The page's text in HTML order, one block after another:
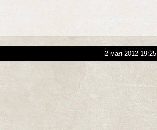
2 мая 2012 19:25